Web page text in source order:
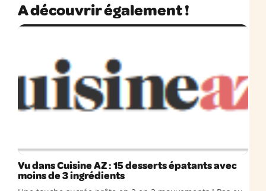
A découvrir également !
Vu dans Cuisine AZ : 15 desserts épatants avec
moins de 3 ingrédients